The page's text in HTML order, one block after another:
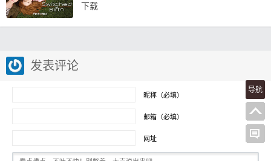
下载
发表评论
昵称（必填）
邮箱（必填）
网址
导航